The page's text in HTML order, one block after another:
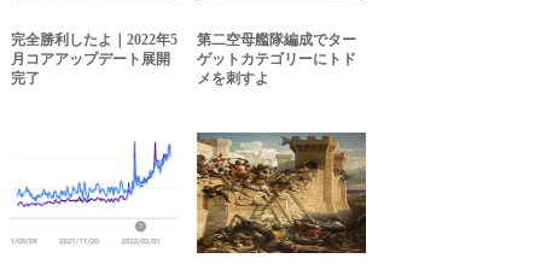
完全勝利したよ｜2022年5
月コアアップデート展開
完了
第二空母艦隊編成でター
ゲットカテゴリーにトド
メを刺すよ